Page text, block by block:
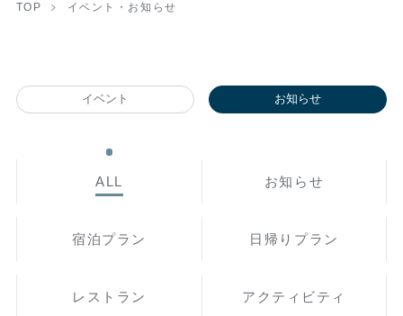
TOP イベント・お知らせ
イベント お知らせ
ALL お知らせ
宿泊プラン 日帰りプラン
レストラン アクティビティ